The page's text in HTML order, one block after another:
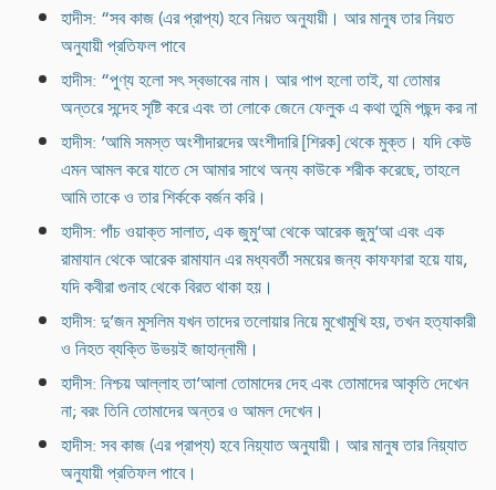
হাদীস: “সব কাজ (এর প্রাপ্য) হবে নিয়ত অনুযায়ী। আর মানুষ তার নিয়ত
অনুযায়ী প্রতিফল পাবে
হাদীস: “পুণ্য হলো সৎ স্বভাবের নাম। আর পাপ হলো তাই, যা তোমার
অন্তরে সন্দেহ সৃষ্টি করে এবং তা লোকে জেনে ফেলুক এ কথা তুমি পছন্দ কর না
হাদীস: ‘আমি সমস্ত অংশীদারদের অংশীদারি [শিরক] থেকে মুক্ত। যদি কেউ
এমন আমল করে যাতে সে আমার সাথে অন্য কাউকে শরীক করেছে, তাহলে
আমি তাকে ও তার শির্ককে বর্জন করি।
হাদীস: পাঁচ ওয়াক্ত সালাত, এক জুমু‘আ থেকে আরেক জুমু‘আ এবং এক
রামাযান থেকে আরেক রামাযান এর মধ্যবর্তী সময়ের জন্য কাফফারা হয়ে যায়,
যদি কবীরা গুনাহ থেকে বিরত থাকা হয়।
হাদীস: দু’জন মুসলিম যখন তাদের তলোয়ার নিয়ে মুখোমুখি হয়, তখন হত্যাকারী
ও নিহত ব্যক্তি উভয়ই জাহান্নামী।
হাদীস: নিশ্চয় আল্লাহ তা‘আলা তোমাদের দেহ এবং তোমাদের আকৃতি দেখেন
না; বরং তিনি তোমাদের অন্তর ও আমল দেখেন।
হাদীস: সব কাজ (এর প্রাপ্য) হবে নিয়্যাত অনুযায়ী। আর মানুষ তার নিয়্যাত
অনুযায়ী প্রতিফল পাবে।